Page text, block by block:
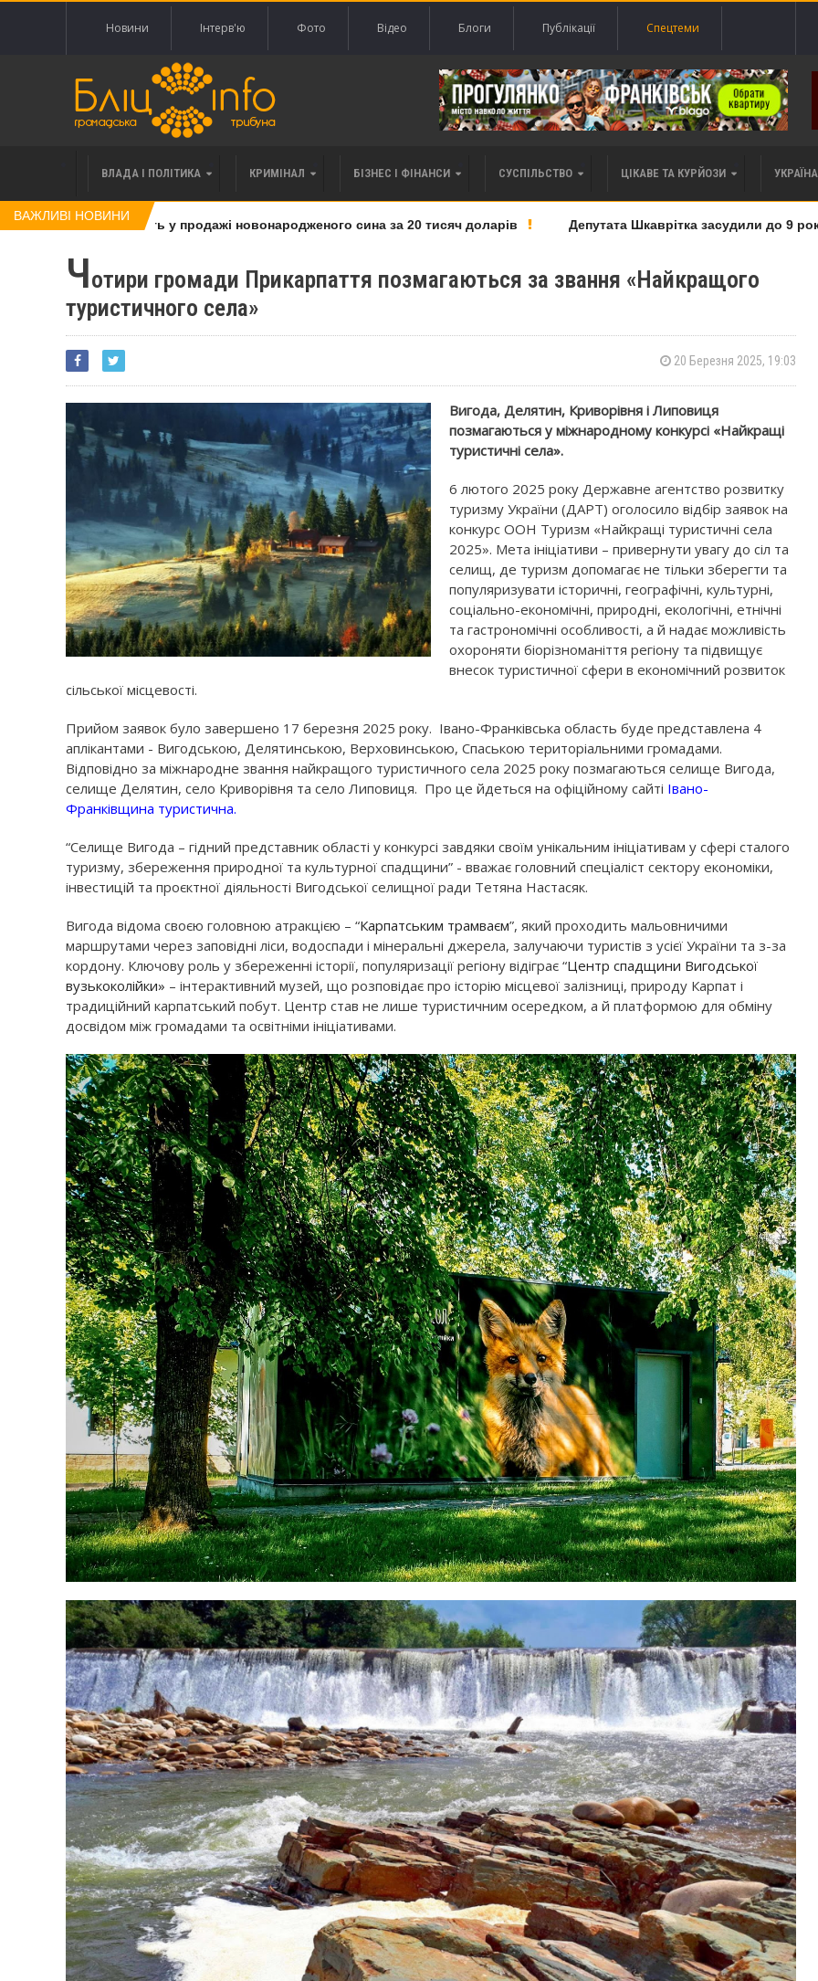
Новини Інтерв'ю Фото Відео Блоги Публікації Спецтеми
ВЛАДА І ПОЛІТИКА КРИМІНАЛ БІЗНЕС І ФІНАНСИ СУСПІЛЬСТВО ЦІКАВЕ ТА КУРЙОЗИ
ВАЖЛИВІ НОВИНИ
яку підозрюють у продажі новонародженого сина за 20 тисяч доларів Депутата Шкаврітка засудили до 9 років
Чотири громади Прикарпаття позмагаються за звання «Найкращого
туристичного села»
20 Березня 2025, 19:03
Вигода, Делятин, Криворівня і Липовиця
позмагаються у міжнародному конкурсі «Найкращі
туристичні села».
6 лютого 2025 року Державне агентство розвитку
туризму України (ДАРТ) оголосило відбір заявок на
конкурс ООН Туризм «Найкращі туристичні села
2025». Мета ініціативи – привернути увагу до сіл та
селищ, де туризм допомагає не тільки зберегти та
популяризувати історичні, географічні, культурні,
соціально-економічні, природні, екологічні, етнічні
та гастрономічні особливості, а й надає можливість
охороняти біорізноманіття регіону та підвищує
внесок туристичної сфери в економічний розвиток
сільської місцевості.
Прийом заявок було завершено 17 березня 2025 року. Івано-Франківська область буде представлена 4
аплікантами - Вигодською, Делятинською, Верховинською, Спаською територіальними громадами.
Відповідно за міжнародне звання найкращого туристичного села 2025 року позмагаються селище Вигода,
селище Делятин, село Криворівня та село Липовиця. Про це йдеться на офіційному сайті Івано-
Франківщина туристична.
“Селище Вигода – гідний представник області у конкурсі завдяки своїм унікальним ініціативам у сфері сталого
туризму, збереження природної та культурної спадщини” - вважає головний спеціаліст сектору економіки,
інвестицій та проєктної діяльності Вигодської селищної ради Тетяна Настасяк.
Вигода відома своєю головною атракцією – “Карпатським трамваєм”, який проходить мальовничими
маршрутами через заповідні ліси, водоспади і мінеральні джерела, залучаючи туристів з усієї України та з-за
кордону. Ключову роль у збереженні історії, популяризації регіону відіграє “Центр спадщини Вигодської
вузькоколійки» – інтерактивний музей, що розповідає про історію місцевої залізниці, природу Карпат і
традиційний карпатський побут. Центр став не лише туристичним осередком, а й платформою для обміну
досвідом між громадами та освітніми ініціативами.